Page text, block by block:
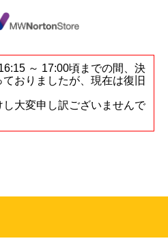
～ 17:00頃までの間、決
おりましたが、現在は復旧
大変申し訳ございませんで